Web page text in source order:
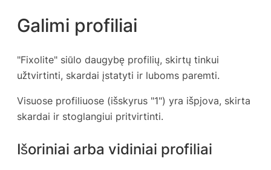
Galimi profiliai
"Fixolite" siūlo daugybę profilių, skirtų tinkui
užtvirtinti, skardai įstatyti ir luboms paremti.
Visuose profiliuose (išskyrus "1") yra išpjova, skirta
skardai ir stoglangiui pritvirtinti.
Išoriniai arba vidiniai profiliai